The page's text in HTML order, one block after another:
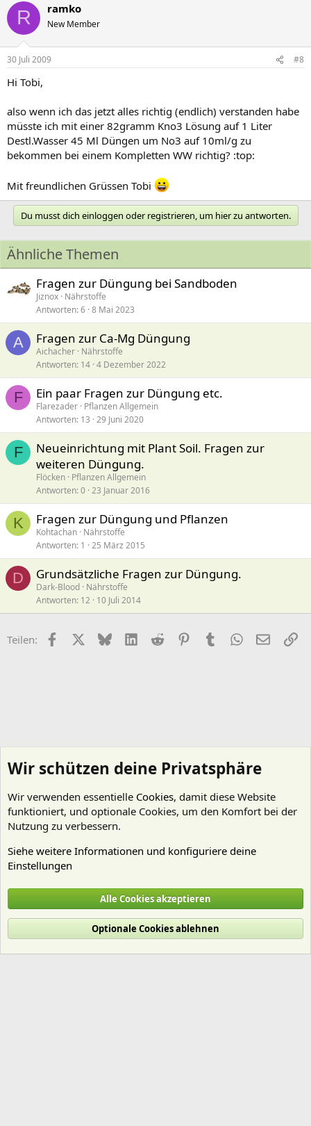
R ramko
New Member
30 Juli 2009 #8
Hi Tobi,
also wenn ich das jetzt alles richtig (endlich) verstanden habe
müsste ich mit einer 82gramm Kno3 Lösung auf 1 Liter
Destl.Wasser 45 Ml Düngen um No3 auf 10ml/g zu
bekommen bei einem Kompletten WW richtig? :top:
Mit freundlichen Grüssen Tobi
Du musst dich einloggen oder registrieren, um hier zu antworten.
Ähnliche Themen
Fragen zur Düngung bei Sandboden
Jiznox Nährstoffe
Antworten 6 8 Mai 2023
A Fragen zur Ca-Mg Düngung
Aichacher Nährstoffe
Antworten 14 4 Dezember 2022
F Ein paar Fragen zur Düngung etc.
Flarezader Pflanzen Allgemein
Antworten 13 29 Juni 2020
F
Neueinrichtung mit Plant Soil. Fragen zur
weiteren Düngung.
Flöcken Pflanzen Allgemein
Antworten 0 23 Januar 2016
K Fragen zur Düngung und Pflanzen
Kohtachan Nährstoffe
Antworten 1 25 März 2015
D Grundsätzliche Fragen zur Düngung.
Dark-Blood Nährstoffe
Antworten 12 10 Juli 2014
Teilen: FacebookX (Twitter)
BlueskyLinkedIn
Reddit PinterestTumblr WhatsApp
E-Mail
Cookies
Deutsch (Du)
Nutzungsbedingungen
Datenschutz Hilfe und Impressum
R
Wir schützen deine Privatsphäre
Wir verwenden essentielle Cookies, damit diese Website
funktioniert, und optionale Cookies, um den Komfort bei der
Nutzung zu verbessern.
Siehe weitere Informationen und konfiguriere deine
Einstellungen
Alle Cookies akzeptieren
Optionale Cookies ablehnen